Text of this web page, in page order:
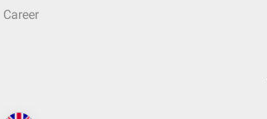
Career